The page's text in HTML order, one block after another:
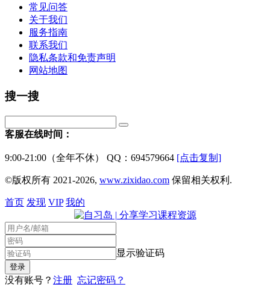
常见问答
关于我们
服务指南
联系我们
隐私条款和免责声明
网站地图
搜一搜
客服在线时间：
9:00-21:00（全年不休） QQ：694579664 [点击复制]
©版权所有 2021-2026, www.zixidao.com 保留相关权利.
首页 发现 VIP 我的
显示验证码
没有账号？ 注册 忘记密码？